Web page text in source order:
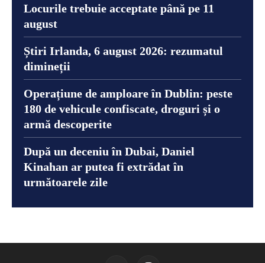
Locurile trebuie acceptate până pe 11
august
Știri Irlanda, 6 august 2026: rezumatul
dimineții
Operațiune de amploare în Dublin: peste
180 de vehicule confiscate, droguri și o
armă descoperite
După un deceniu în Dubai, Daniel
Kinahan ar putea fi extrădat în
următoarele zile